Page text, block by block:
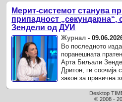
Мерит-системот станува
припадност
Зендели од ДУИ
Журнал -
Во последното
поранешната
Арта Биљали
Дритон, ги соочија
закон за правична
Desktop
© 2008 -